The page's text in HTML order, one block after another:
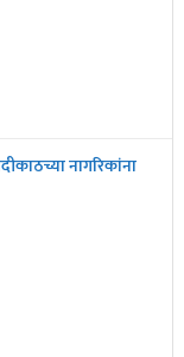
नागरिकांना